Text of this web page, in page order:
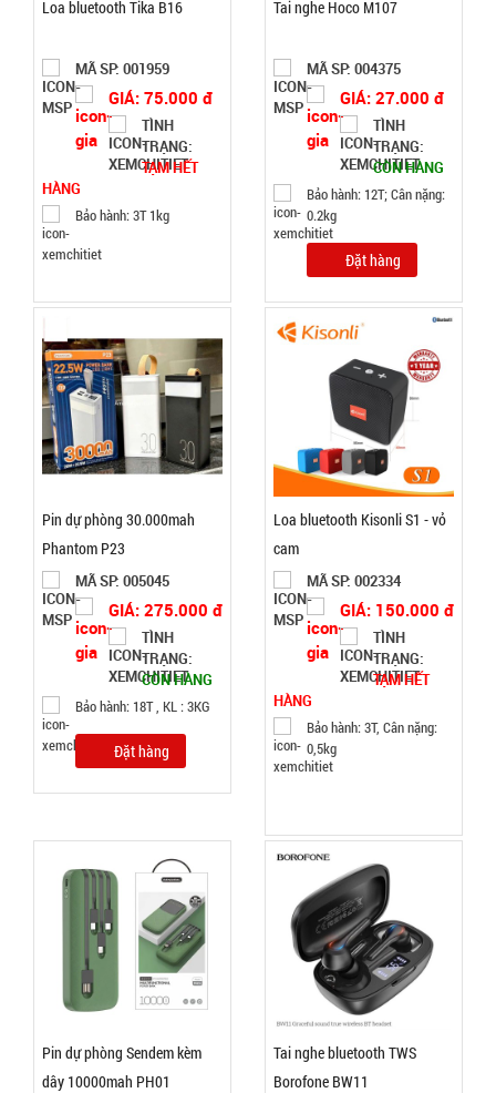
TRẠNG:
CÒN HÀNG
Bảo
hành:
Quạt phun
sương hơi
nước vuông
Air Cooler
Fan
MÃ
SP:
70.000 đ
TRẠNG:
CÒN HÀNG
Găng tay
Loa bluetooth Tika B16
MÃ SP: 001959
GIÁ: 75.000 đ
TÌNH
TRẠNG:
TẠM HẾT
HÀNG
Bảo hành: 3T 1kg
Tai nghe Hoco M107
MÃ SP: 004375
GIÁ: 27.000 đ
TÌNH
TRẠNG:
CÒN HÀNG
Bảo hành: 12T; Cân nặng:
0.2kg
Đặt hàng
Pin dự phòng 30.000mah
Phantom P23
MÃ SP: 005045
GIÁ: 275.000 đ
TÌNH
TRẠNG:
CÒN HÀNG
Bảo hành: 18T , KL : 3KG
Đặt hàng
Loa bluetooth Kisonli S1 - vỏ
cam
MÃ SP: 002334
GIÁ: 150.000 đ
TÌNH
TRẠNG:
TẠM HẾT
HÀNG
Bảo hành: 3T, Cân nặng:
0,5kg
Pin dự phòng Sendem kèm
dây 10000mah PH01
Tai nghe bluetooth TWS
Borofone BW11